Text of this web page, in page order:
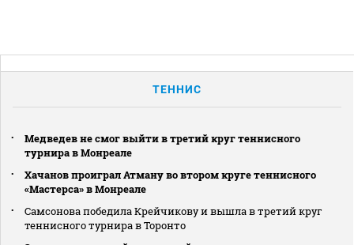
ТЕННИС
Медведев не смог выйти в третий круг теннисного
турнира в Монреале
Хачанов проиграл Атману во втором круге теннисного
«Мастерса» в Монреале
Самсонова победила Крейчикову и вышла в третий круг
теннисного турнира в Торонто